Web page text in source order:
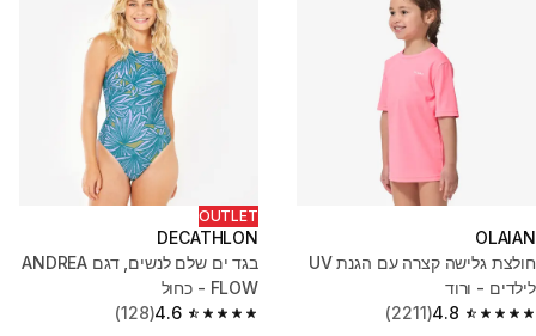
OLAIAN
חולצת גלישה קצרה עם הגנת UV
לילדים - ורוד
4.8
4.8 out of 5 stars from 2211 reviews
(2211)
OUTLET
DECATHLON
בגד ים שלם לנשים, דגם ANDREA
FLOW - כחול
4.6
4.6 out of 5 stars from 128 reviews
(128)